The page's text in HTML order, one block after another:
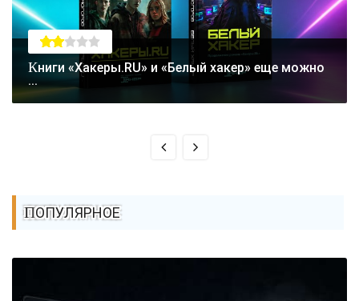
Книги «Хакеры.RU» и «Белый хакер» еще можно
...
ПОПУЛЯРНОЕ